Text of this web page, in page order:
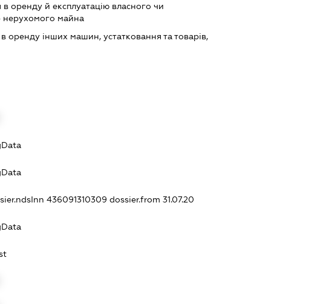
оренду й експлуатацію власного чи
нерухомого майна
оренду інших машин, устатковання та товарів,
436091310309 dossier.from 31.07.20